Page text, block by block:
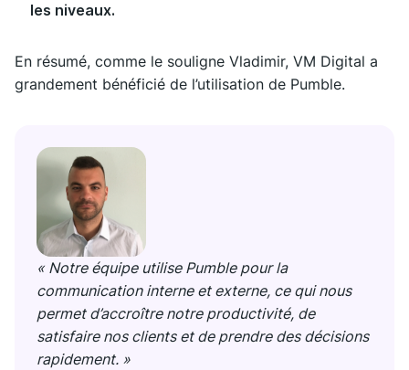
les niveaux.
En résumé, comme le souligne Vladimir, VM Digital a
grandement bénéficié de l’utilisation de Pumble.
« Notre équipe utilise Pumble pour la
communication interne et externe, ce qui nous
permet d’accroître notre productivité, de
satisfaire nos clients et de prendre des décisions
rapidement. »